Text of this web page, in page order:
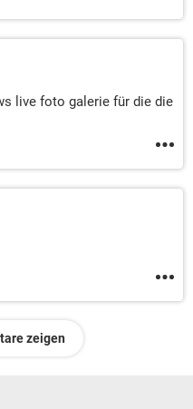
live foto galerie für die die
zeigen